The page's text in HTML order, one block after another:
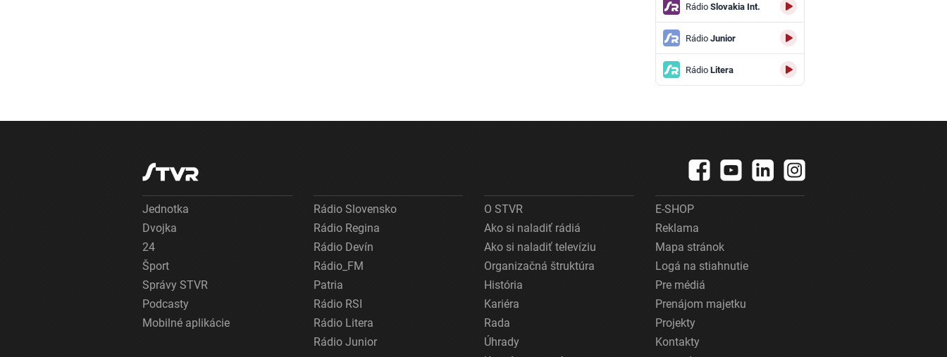
RádioSlovakia Int.
RádioJunior
RádioLitera
Jednotka
Dvojka
24
Šport
Správy STVR
Podcasty
Mobilné aplikácie
Rádio Slovensko
Rádio Regina
Rádio Devín
Rádio_FM
Patria
Rádio RSI
Rádio Litera
Rádio Junior
O STVR
Ako si naladiť rádiá
Ako si naladiť televíziu
Organizačná štruktúra
História
Kariéra
Rada
Úhrady
E-SHOP
Reklama
Mapa stránok
Logá na stiahnutie
Pre médiá
Prenájom majetku
Projekty
Kontakty